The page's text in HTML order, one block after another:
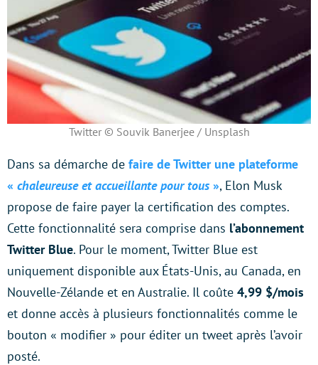
Twitter © Souvik Banerjee / Unsplash
Dans sa démarche de faire de Twitter une plateforme
« chaleureuse et accueillante pour tous », Elon Musk
propose de faire payer la certification des comptes.
Cette fonctionnalité sera comprise dans l’abonnement
Twitter Blue. Pour le moment, Twitter Blue est
uniquement disponible aux États-Unis, au Canada, en
Nouvelle-Zélande et en Australie. Il coûte 4,99 $/mois
et donne accès à plusieurs fonctionnalités comme le
bouton « modifier » pour éditer un tweet après l’avoir
posté.